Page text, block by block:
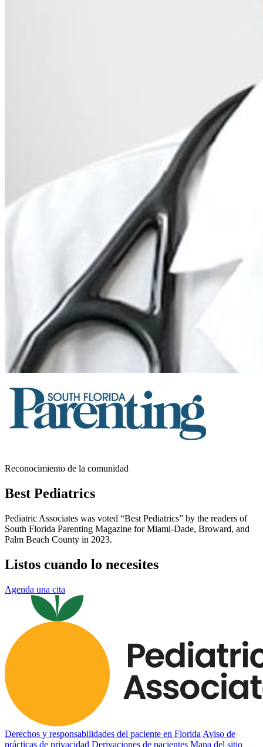
Reconocimiento de la comunidad
Best Pediatrics
Pediatric Associates was voted “Best Pediatrics” by the readers of
South Florida Parenting Magazine for Miami-Dade, Broward, and
Palm Beach County in 2023.
Listos cuando lo necesites
Agenda una cita
Derechos y responsabilidades del paciente en Florida Aviso de
prácticas de privacidad Derivaciones de pacientes Mapa del sitio